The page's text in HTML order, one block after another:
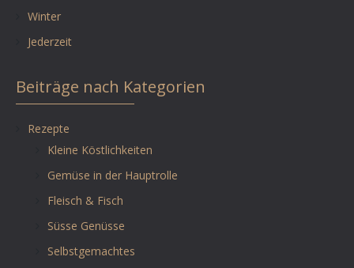
Winter
Jederzeit
Beiträge nach Kategorien
Rezepte
Kleine Köstlichkeiten
Gemüse in der Hauptrolle
Fleisch & Fisch
Süsse Genüsse
Selbstgemachtes